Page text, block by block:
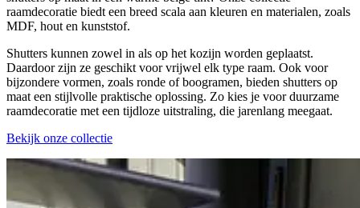
raamdecoratie biedt een breed scala aan kleuren en materialen, zoals
MDF, hout en kunststof.
Shutters kunnen zowel in als op het kozijn worden geplaatst.
Daardoor zijn ze geschikt voor vrijwel elk type raam. Ook voor
bijzondere vormen, zoals ronde of boogramen, bieden shutters op
maat een stijlvolle praktische oplossing. Zo kies je voor duurzame
raamdecoratie met een tijdloze uitstraling, die jarenlang meegaat.
Bekijk onze collectie